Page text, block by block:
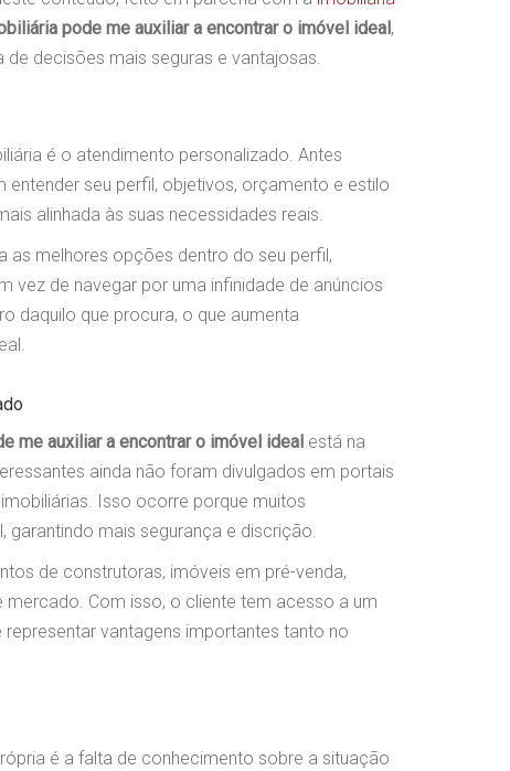
pode me auxiliar a encontrar o imóvel ideal ,
decisões mais seguras e vantajosas.
é o atendimento personalizado. Antes
seu perfil, objetivos, orçamento e estilo
alinhada às suas necessidades reais.
as melhores opções dentro do seu perfil,
vez de navegar por uma infinidade de anúncios
daquilo que procura, o que aumenta
me auxiliar a encontrar o imóvel ideal está na
ainda não foram divulgados em portais
Isso ocorre porque muitos
mais segurança e discrição.
de construtoras, imóveis em pré-venda,
Com isso, o cliente tem acesso a um
vantagens importantes tanto no
é a falta de conhecimento sobre a situação